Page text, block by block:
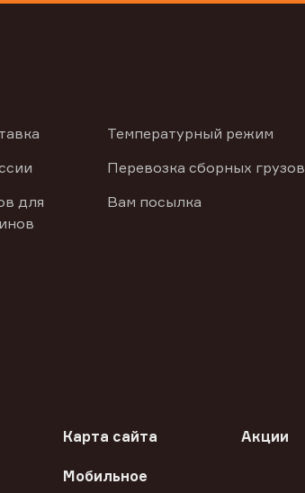
для
Температурный режим
Перевозка сборных грузов
Вам посылка
Карта сайта Акции
Мобильное